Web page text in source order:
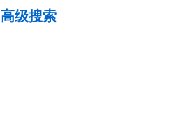
高级搜索